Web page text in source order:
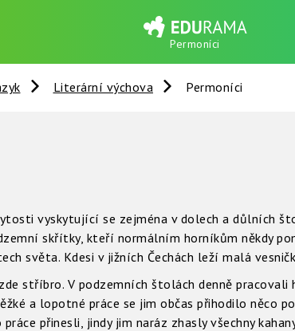
Permoníci
Literární výchova Permoníci
vyskytující se zejména v dolech a důlních
skřítky, kteří normálním horníkům někdy
světa. Kdesi v jižních Čechách leží malá
stříbro. V podzemních štolách denně
a lopotné práce se jim občas přihodilo něco
přinesli, jindy jim naráz zhasly všechny